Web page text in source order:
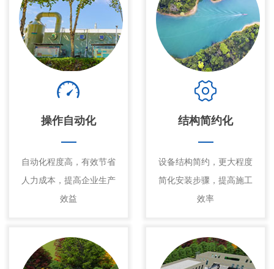
操作自动化
自动化程度高，有效节省
人力成本，提高企业生产
效益
结构简约化
设备结构简约，更大程度
简化安装步骤，提高施工
效率